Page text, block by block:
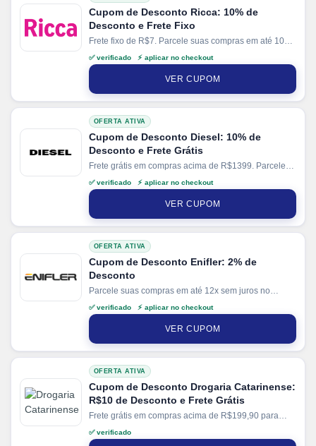
Cupom de Desconto Ricca: 10% de
Desconto e Frete Fixo
Frete fixo de R$7. Parcele suas compras em até 10x
sem juros no cartão. Ganhe + 3% de desconto em
pagamentos via PIX.
✅ verificado ⚡ aplicar no checkout
VER CUPOM
OFERTA ATIVA
Cupom de Desconto Diesel: 10% de
Desconto e Frete Grátis
Frete grátis em compras acima de R$1399. Parcele
suas compras em até 6x sem juros no cartão. Ganhe
+ 5% de desconto em pagamentos via PIX.
✅ verificado ⚡ aplicar no checkout
VER CUPOM
OFERTA ATIVA
Cupom de Desconto Enifler: 2% de
Desconto
Parcele suas compras em até 12x sem juros no
cartão. Ganhe + 15% de desconto em pagamentos
via PIX.
✅ verificado ⚡ aplicar no checkout
VER CUPOM
OFERTA ATIVA
Cupom de Desconto Drogaria Catarinense:
R$10 de Desconto e Frete Grátis
Frete grátis em compras acima de R$199,90 para
região Sul. Parcele suas compras em até 6x sem
juros no cartão.
✅ verificado